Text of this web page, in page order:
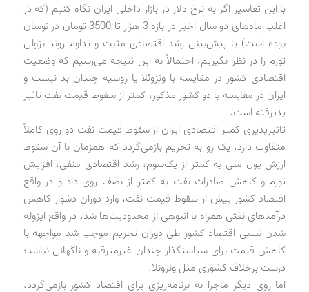
با این تفاسیر اگر به نرخ دلار در بازار داخلی ایران نگاه کنیم (که در
اغلب ماه‌های دو سال اخیر در بازه 3 هزار تا 3500 تومان در نوسان
بوده است) یا پیش‌بینی رشد اقتصادی مثبت و تداوم روند نزولی
تورم را در نظر بگیریم، احتمالاً به این نتیجه می‌رسیم که وضعیت
اقتصادی کشور در مقایسه با ونزوئلا یا روسیه چندان بد نیست و
ایران در مقایسه با دو کشور مذکور، کمتر از سقوط قیمت نفت تاثیر
پذیرفته است.
تاثیرپذیری کمتر اقتصادی ایران از سقوط قیمت نفت دو روی کاملاً
متفاوت دارد. یک رو به تحریم بازمی‌گردد که همزمان با آن سقوط
ارزش پول ملی به کمتر از یک‌سوم، رشد اقتصادی منفی، افزایش
تورم و کاهش صادرات نفت به کمتر از نصف روی داد و در واقع
اقتصاد کشور پیش از سقوط قیمت نفت، وارد دوران دشوار کاهش
درآمدهای نفتی همراه با انبوهی از محدودیت‌ها شد. در واقع ایزوله
شدن نسبی اقتصاد کشور طی دوران تحریم موجب شد مواجهه با
کاهش قیمت برای سیاستگذار چندان غیرمترقبه و ناگهانی نباشد؛
درست برخلاف کشوری مثل ونزوئلا.
اما روی دیگر ماجرا به برنامه‌ریزی برای اقتصاد کشور بازمی‌گردد.